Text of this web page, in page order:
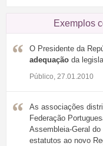
Exemplos
O Presidente da
adequação da
Público, 27.01.2010
As associações
Federação
Assembleia-Geral
estatutos ao novo